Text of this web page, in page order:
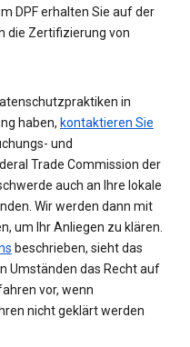
DPF erhalten Sie auf der
die Zertifizierung von
in
haben, kontaktieren Sie
und
Trade Commission der
auch an Ihre lokale
Wir werden dann mit
um Ihr Anliegen zu klären.
beschrieben, sieht das
Umständen das Recht auf
vor, wenn
nicht geklärt werden